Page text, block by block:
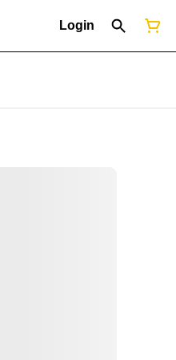
Login